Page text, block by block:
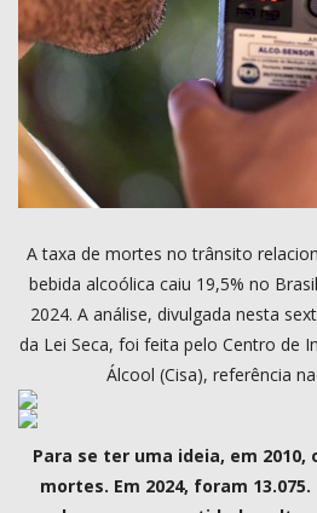
QUEM SOMOS
A taxa de mortes no trânsito
bebida alcoólica caiu 19,5% no
2024. A análise, divulgada nesta
da Lei Seca, foi feita pelo Centro de
Álcool (Cisa), referência
Para se ter uma ideia, em 2010,
mortes. Em 2024, foram